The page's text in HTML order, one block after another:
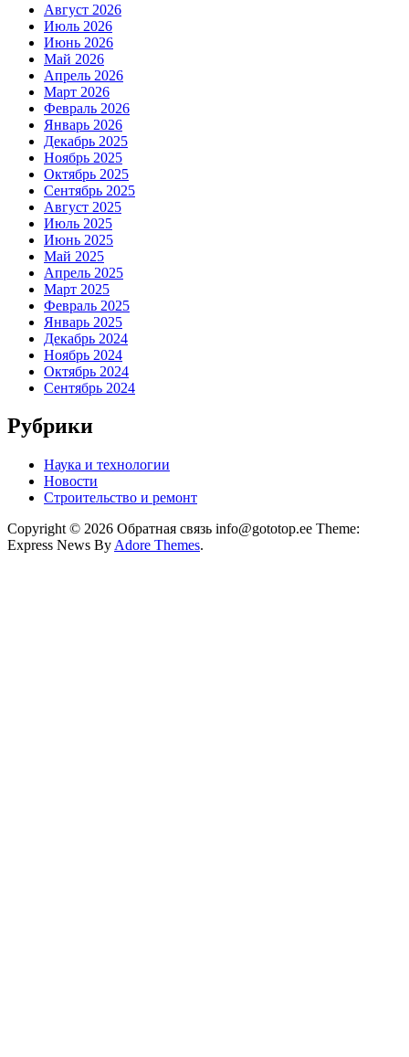
Август 2026
Июль 2026
Июнь 2026
Май 2026
Апрель 2026
Март 2026
Февраль 2026
Январь 2026
Декабрь 2025
Ноябрь 2025
Октябрь 2025
Сентябрь 2025
Август 2025
Июль 2025
Июнь 2025
Май 2025
Апрель 2025
Март 2025
Февраль 2025
Январь 2025
Декабрь 2024
Ноябрь 2024
Октябрь 2024
Сентябрь 2024
Рубрики
Наука и технологии
Новости
Строительство и ремонт
Copyright © 2026 Обратная связь info@gototop.ee Theme:
Express News By Adore Themes.